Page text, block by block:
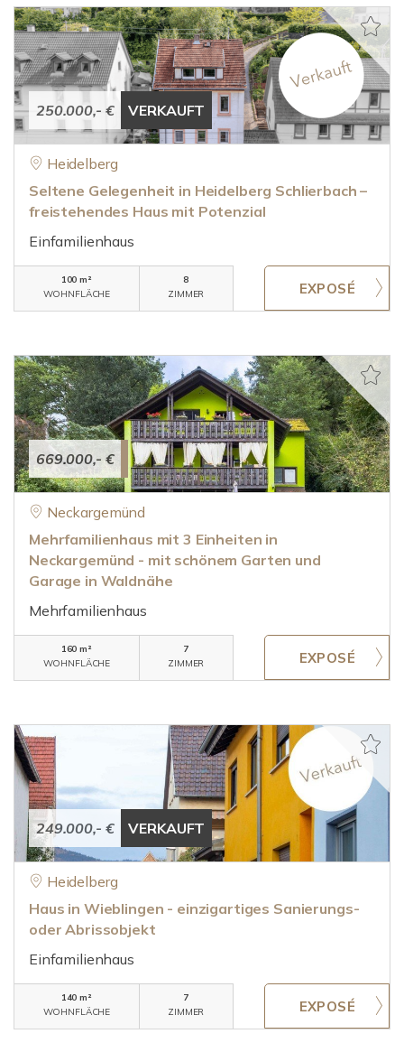
250.000,- € VERKAUFT
Heidelberg
Seltene Gelegenheit in Heidelberg Schlierbach –
freistehendes Haus mit Potenzial
Einfamilienhaus
100 m²
WOHNFLÄCHE
8
ZIMMER
669.000,- €
Neckargemünd
Mehrfamilienhaus mit 3 Einheiten in
Neckargemünd - mit schönem Garten und
Garage in Waldnähe
Mehrfamilienhaus
160 m²
WOHNFLÄCHE
7
ZIMMER
249.000,- € VERKAUFT
Heidelberg
Haus in Wieblingen - einzigartiges Sanierungs-
oder Abrissobjekt
Einfamilienhaus
140 m²
WOHNFLÄCHE
7
ZIMMER